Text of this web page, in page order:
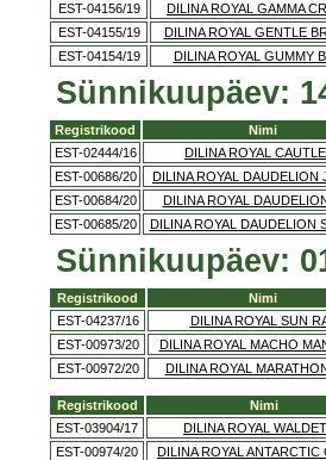
EST-04156/19
DILINA ROYAL GAMMA
EST-04155/19
DILINA ROYAL GENTLE
EST-04154/19
DILINA ROYAL GUMMY
Sünnikuupäev:
Registrikood Nimi
EST-02444/16
DILINA ROYAL
EST-00686/20
DILINA ROYAL DAUDELION
EST-00684/20
DILINA ROYAL
EST-00685/20
DILINA ROYAL DAUDELION
Sünnikuupäev:
Registrikood Nimi
EST-04237/16
DILINA ROYAL SUN
EST-00973/20
DILINA ROYAL MACHO
EST-00972/20
DILINA ROYAL
Registrikood Nimi
EST-03904/17
DILINA ROYAL
EST-00974/20
DILINA ROYAL ANTARCTIC